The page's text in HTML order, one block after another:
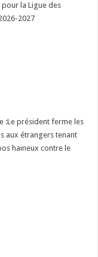
pour la Ligue des
2027
:Le président ferme les
aux étrangers tenant
haineux contre le